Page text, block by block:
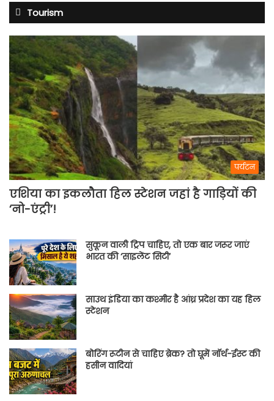
Tourism
पर्यटन
एशिया का इकलौता हिल स्टेशन जहां है गाड़ियों की
‘नो-एंट्री’!
सुकून वाली ट्रिप चाहिए, तो एक बार जरूर जाएं
भारत की ‘साइलेंट सिटी’
साउथ इंडिया का कश्मीर है आंध्र प्रदेश का यह हिल
स्टेशन
बोरिंग रूटीन से चाहिए ब्रेक? तो घूमें नॉर्थ-ईस्ट की
हसीन वादियां